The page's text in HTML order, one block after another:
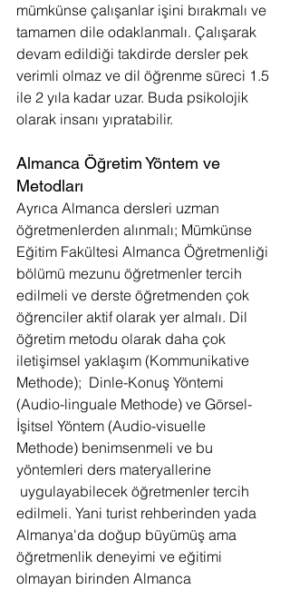
mümkünse çalışanlar işini bırakmalı ve
tamamen dile odaklanmalı. Çalışarak
devam edildiği takdirde dersler pek
verimli olmaz ve dil öğrenme süreci 1.5
ile 2 yıla kadar uzar. Buda psikolojik
olarak insanı yıpratabilir.
Almanca Öğretim Yöntem ve
Metodları
Ayrıca Almanca dersleri uzman
öğretmenlerden alınmalı; Mümkünse
Eğitim Fakültesi Almanca Öğretmenliği
bölümü mezunu öğretmenler tercih
edilmeli ve derste öğretmenden çok
öğrenciler aktif olarak yer almalı. Dil
öğretim metodu olarak daha çok
iletişimsel yaklaşım (Kommunikative
Methode);  Dinle-Konuş Yöntemi
(Audio-linguale Methode) ve Görsel-
İşitsel Yöntem (Audio-visuelle
Methode) benimsenmeli ve bu
yöntemleri ders materyallerine
uygulayabilecek öğretmenler tercih
edilmeli. Yani turist rehberinden yada
Almanya'da doğup büyümüş ama
öğretmenlik deneyimi ve eğitimi
olmayan birinden Almanca